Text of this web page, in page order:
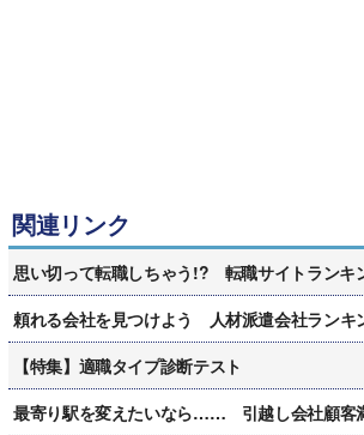
関連リンク
思い切って転職しちゃう!? 転職サイトランキ
頼れる会社を見つけよう 人材派遣会社ランキ
【特集】適職タイプ診断テスト
最寄り駅を変えたいなら…… 引越し会社顧客